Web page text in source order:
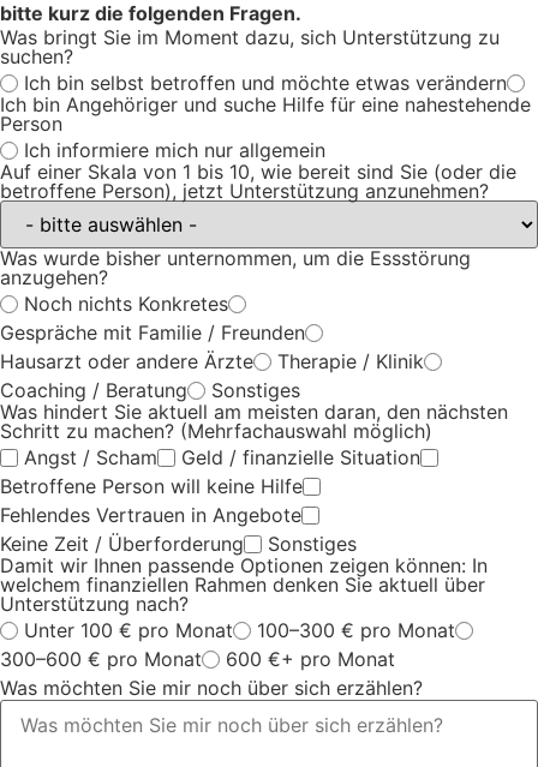
bitte kurz die folgenden Fragen.
Was bringt Sie im Moment dazu, sich Unterstützung zu
suchen?
Ich bin selbst betroffen und möchte etwas verändern
Ich bin Angehöriger und suche Hilfe für eine nahestehende
Person
Ich informiere mich nur allgemein
Auf einer Skala von 1 bis 10, wie bereit sind Sie (oder die
betroffene Person), jetzt Unterstützung anzunehmen?
Was wurde bisher unternommen, um die Essstörung
anzugehen?
Noch nichts Konkretes
Gespräche mit Familie / Freunden
Hausarzt oder andere Ärzte
Therapie / Klinik
Coaching / Beratung
Sonstiges
Was hindert Sie aktuell am meisten daran, den nächsten
Schritt zu machen? (Mehrfachauswahl möglich)
Angst / Scham
Geld / finanzielle Situation
Betroffene Person will keine Hilfe
Fehlendes Vertrauen in Angebote
Keine Zeit / Überforderung
Sonstiges
Damit wir Ihnen passende Optionen zeigen können: In
welchem finanziellen Rahmen denken Sie aktuell über
Unterstützung nach?
Unter 100 € pro Monat
100–300 € pro Monat
300–600 € pro Monat
600 €+ pro Monat
Was möchten Sie mir noch über sich erzählen?